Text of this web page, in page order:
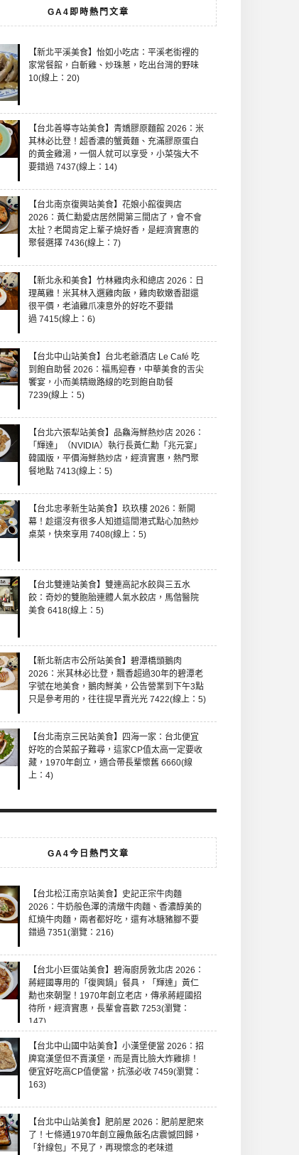
GA4即時熱門文章
【新北平溪美食】怡如小吃店：平溪老街裡的
家常餐館，白斬雞、炒珠蔥，吃出台灣的野味
10(線上：20)
【台北善導寺站美食】青嬌膠原麵館 2026：米
其林必比登！超香濃的蟹黃麵、充滿膠原蛋白
的黃金雞湯，一個人就可以享受，小菜強大不
要錯過 7437(線上：14)
【台北南京復興站美食】花娘小館復興店
2026：黃仁勳愛店居然開第三間店了，會不會
太扯？老闆肯定上輩子燒好香，是經濟實惠的
聚餐選擇 7436(線上：7)
【新北永和美食】竹林雞肉永和總店 2026：日
理萬雞！米其林入選雞肉飯，雞肉軟嫩香甜還
很平價，老滷雞爪凍意外的好吃不要錯
過 7415(線上：6)
【台北中山站美食】台北老爺酒店 Le Café 吃
到飽自助餐 2026：福馬迎春，中華美食的舌尖
饗宴，小而美精緻路線的吃到飽自助餐
7239(線上：5)
【台北六張犁站美食】品鱻海鮮熱炒店 2026：
「輝達」（NVIDIA）執行長黃仁勳「兆元宴」
韓國版，平價海鮮熱炒店，經濟實惠，熱門聚
餐地點 7413(線上：5)
【台北忠孝新生站美食】玖玖樓 2026：新開
幕！趁還沒有很多人知道這間港式點心加熱炒
桌菜，快來享用 7408(線上：5)
【台北雙連站美食】雙連高記水餃與三五水
餃：奇妙的雙胞胎連體人氣水餃店，馬偕醫院
美食 6418(線上：5)
【新北新店市公所站美食】碧潭橋頭鵝肉
2026：米其林必比登，飄香超過30年的碧潭老
字號在地美食，鵝肉鮮美，公告營業到下午3點
只是參考用的，往往提早賣光光 7422(線上：5)
【台北南京三民站美食】四海一家：台北便宜
好吃的合菜館子難尋，這家CP值太高一定要收
藏，1970年創立，適合帶長輩懷舊 6660(線
上：4)
GA4今日熱門文章
【台北松江南京站美食】史記正宗牛肉麵
2026：牛奶般色澤的清燉牛肉麵、香濃醇美的
紅燒牛肉麵，兩者都好吃，還有冰糖豬腳不要
錯過 7351(瀏覽：216)
【台北小巨蛋站美食】碧海廚房敦北店 2026：
蔣經國專用的「復興鍋」餐具，「輝達」黃仁
勳也來朝聖！1970年創立老店，傳承蔣經國招
待所，經濟實惠，長輩會喜歡 7253(瀏覽：
147)
【台北中山國中站美食】小漢堡便當 2026：招
牌寫漢堡但不賣漢堡，而是賣比臉大炸雞排！
便宜好吃高CP值便當，抗漲必收 7459(瀏覽：
163)
【台北中山站美食】肥前屋 2026：肥前屋肥來
了！七條通1970年創立饅魚飯名店震憾回歸，
「針線包」不見了，再現懷念的老味道